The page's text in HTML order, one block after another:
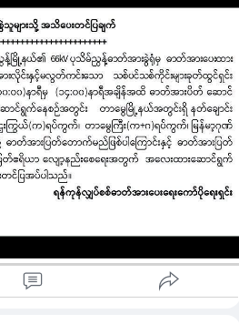
င်) တို့သို့ လျှောက်ထားတက်ရောက်
ပ္ပံ (မွေးမြူရေးဒီပလိုမာ) သင်တန်း
ာင်းများတွင် ဖွင့်လှစ်မည့် (ငါးလုပ်ငန်း
လျှောက်ထားခွင့်ရရှိမည်ဖြစ်ကြောင်း
ြေအနေ
စက်မှု၊ စိုက်ပျိုး၊ မွေးမြူရေး
တစ်နိုင်ငံလုံးရှိ တိုင်းဒေသကြီးနှင့်
င်ခဲ့သဖြင့် အောင်ချက်ရာခိုင်နှုန်း
န်းဆောင်ရွက်နေစဉ်အတွင်း တာမွေ
ပ်ကွက်၊ မေတ္တာညွန့်ရပ်ကွက်၊ မလွှ
ာမွေကြီး(က+ဂ)ရပ်ကွက်၊ မြန်မာ့
ာဂုဏ်ရောင်အိမ်ရာတို့တွင် ယာယီ
ေါ်နိုင်ကြောင်း သိရသည်။
ာင်ရွက်ချိန်အတွင်း ဓာတ်အားပြတ်
ရေးနှင့် ဓာတ်အားပြတ်တောက်မည့်
ေးအတွက် အလေးထားဆောင်ရွက်သွား
ားသည်။